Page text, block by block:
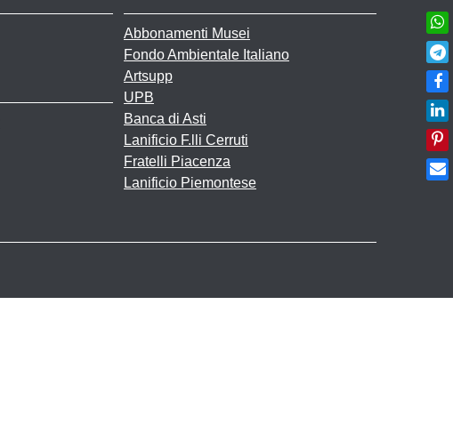
Abbonamenti Musei
Fondo Ambientale Italiano
Artsupp
UPB
Banca di Asti
Lanificio F.lli Cerruti
Fratelli Piacenza
Lanificio Piemontese